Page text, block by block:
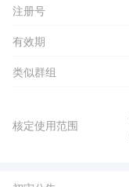
注册号
有效期
类似群组
核定使用范围